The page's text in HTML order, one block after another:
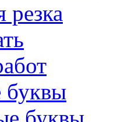
резка
буквы